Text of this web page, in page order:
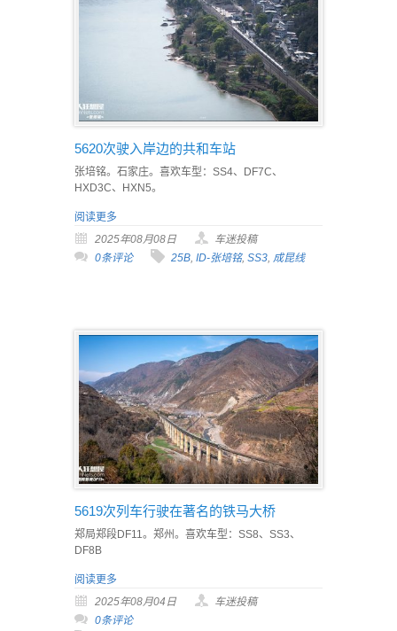
5620次驶入岸边的共和车站
张培铭。石家庄。喜欢车型：SS4、DF7C、
HXD3C、HXN5。
阅读更多
2025年08月08日
车迷投稿
0条评论
25B, ID-张培铭, SS3, 成昆线
5619次列车行驶在著名的铁马大桥
郑局郑段DF11。郑州。喜欢车型：SS8、SS3、
DF8B
阅读更多
2025年08月04日
车迷投稿
0条评论